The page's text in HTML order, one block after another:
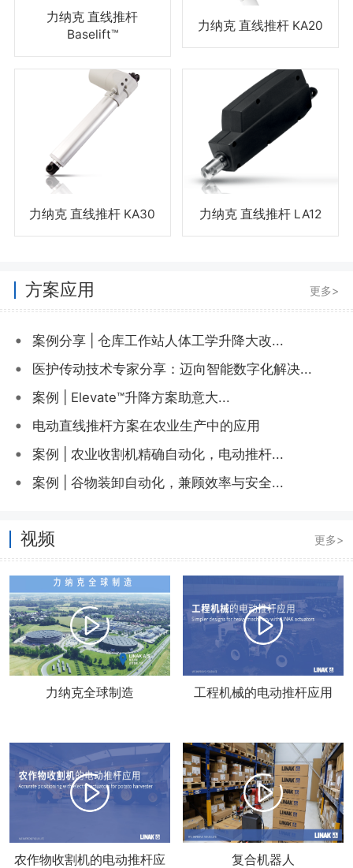
力纳克 直线推杆
Baselift™
力纳克 直线推杆 KA20
力纳克 直线推杆 KA30 力纳克 直线推杆 LA12
方案应用 更多>
• 案例分享 | 仓库工作站人体工学升降大改...
• 医护传动技术专家分享：迈向智能数字化解决...
• 案例 | Elevate™升降方案助意大...
• 电动直线推杆方案在农业生产中的应用
• 案例 | 农业收割机精确自动化，电动推杆...
• 案例 | 谷物装卸自动化，兼顾效率与安全...
视频 更多>
力纳克全球制造 工程机械的电动推杆应用
农作物收割机的电动推杆应
复合机器人